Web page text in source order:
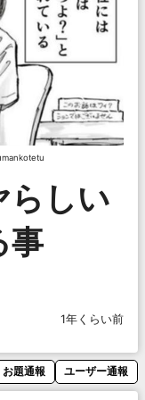
らしい
事
1年くらい前
お題通報 ユーザー通報